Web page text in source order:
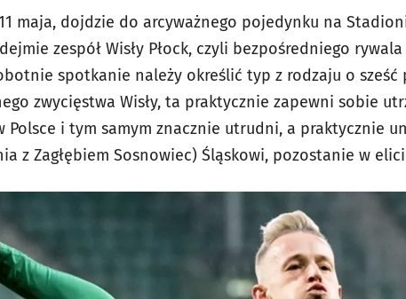
maja, dojdzie do arcyważnego pojedynku na
zespół Wisły Płock, czyli bezpośredniego
spotkanie należy określić typ z rodzaju o
zwycięstwa Wisły, ta praktycznie zapewni sobie
Polsce i tym samym znacznie utrudni, a praktycznie
z Zagłębiem Sosnowiec) Śląskowi, pozostanie w